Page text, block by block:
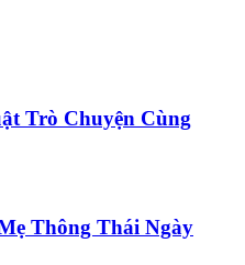
Trò Chuyện Cùng
Thông Thái Ngày